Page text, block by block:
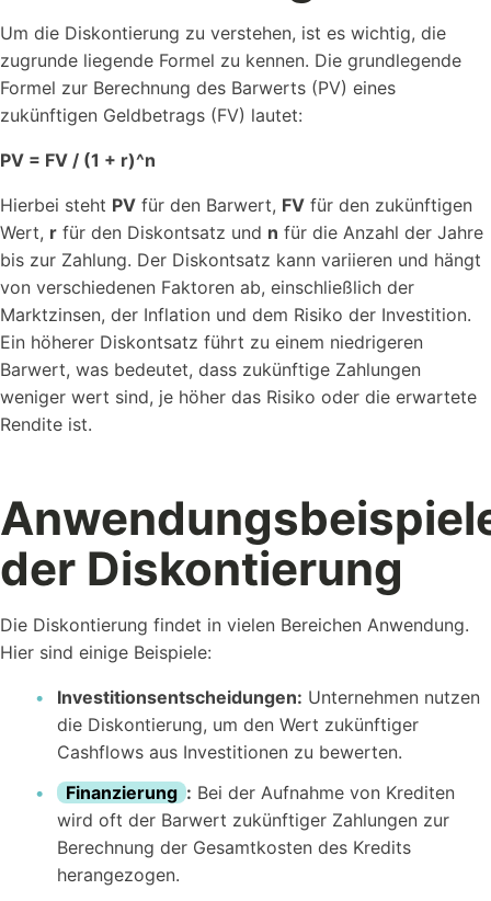
Um die Diskontierung zu verstehen, ist es wichtig, die
zugrunde liegende Formel zu kennen. Die grundlegende
Formel zur Berechnung des Barwerts (PV) eines
zukünftigen Geldbetrags (FV) lautet:
PV = FV / (1 + r)^n
Hierbei steht PV für den Barwert, FV für den zukünftigen
Wert, r für den Diskontsatz und n für die Anzahl der Jahre
bis zur Zahlung. Der Diskontsatz kann variieren und hängt
von verschiedenen Faktoren ab, einschließlich der
Marktzinsen, der Inflation und dem Risiko der Investition.
Ein höherer Diskontsatz führt zu einem niedrigeren
Barwert, was bedeutet, dass zukünftige Zahlungen
weniger wert sind, je höher das Risiko oder die erwartete
Rendite ist.
der Diskontierung
Die Diskontierung findet in vielen Bereichen Anwendung.
Hier sind einige Beispiele:
Investitionsentscheidungen: Unternehmen nutzen
die Diskontierung, um den Wert zukünftiger
Cashflows aus Investitionen zu bewerten.
Finanzierung : Bei der Aufnahme von Krediten
wird oft der Barwert zukünftiger Zahlungen zur
Berechnung der Gesamtkosten des Kredits
herangezogen.